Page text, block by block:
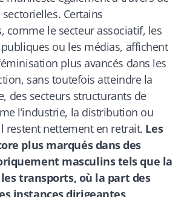
Certains
comme le secteur associatif, les
ou les médias, affichent
plus avancés dans les
sans toutefois atteindre la
des secteurs structurants de
l’industrie, la distribution ou
restent nettement en retrait. Les
plus marqués dans des
masculins tels que la
transports, où la part des
instances dirigeantes